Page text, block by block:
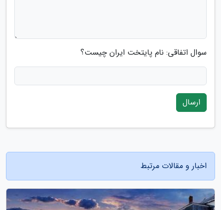
سوال اتفاقی: نام پایتخت ایران چیست؟
ارسال
اخبار و مقالات مرتبط